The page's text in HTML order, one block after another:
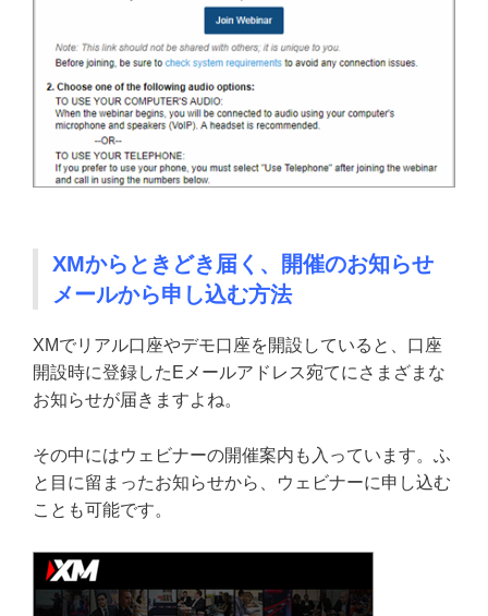
XMからときどき届く、開催のお知らせ
メールから申し込む方法
XMでリアル口座やデモ口座を開設していると、口座
開設時に登録したEメールアドレス宛てにさまざまな
お知らせが届きますよね。
その中にはウェビナーの開催案内も入っています。ふ
と目に留まったお知らせから、ウェビナーに申し込む
ことも可能です。